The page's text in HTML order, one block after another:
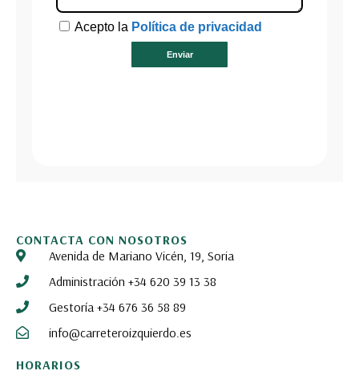
CONTACTA CON NOSOTROS
Avenida de Mariano Vicén, 19, Soria
Administración +34 620 39 13 38
Gestoría +34 676 36 58 89
info@carreteroizquierdo.es
HORARIOS